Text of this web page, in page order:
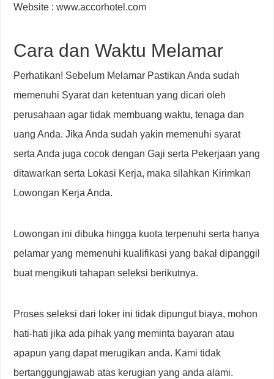
Website : www.accorhotel.com
Cara dan Waktu Melamar
Perhatikan! Sebelum Melamar Pastikan Anda sudah
memenuhi Syarat dan ketentuan yang dicari oleh
perusahaan agar tidak membuang waktu, tenaga dan
uang Anda. Jika Anda sudah yakin memenuhi syarat
serta Anda juga cocok dengan Gaji serta Pekerjaan yang
ditawarkan serta Lokasi Kerja, maka silahkan Kirimkan
Lowongan Kerja Anda.
Lowongan ini dibuka hingga kuota terpenuhi serta hanya
pelamar yang memenuhi kualifikasi yang bakal dipanggil
buat mengikuti tahapan seleksi berikutnya.
Proses seleksi dari loker ini tidak dipungut biaya, mohon
hati-hati jika ada pihak yang meminta bayaran atau
apapun yang dapat merugikan anda. Kami tidak
bertanggungjawab atas kerugian yang anda alami.